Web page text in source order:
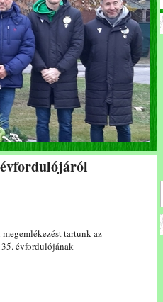
évfordulójáról
tartunk az
évfordulójának